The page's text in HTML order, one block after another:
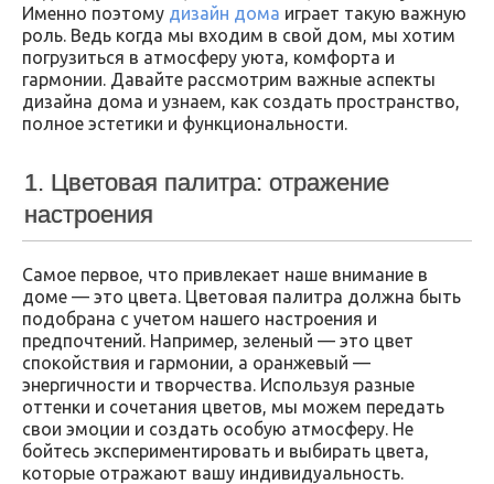
Именно поэтому дизайн дома играет такую важную
роль. Ведь когда мы входим в свой дом, мы хотим
погрузиться в атмосферу уюта, комфорта и
гармонии. Давайте рассмотрим важные аспекты
дизайна дома и узнаем, как создать пространство,
полное эстетики и функциональности.
1. Цветовая палитра: отражение
настроения
Самое первое, что привлекает наше внимание в
доме — это цвета. Цветовая палитра должна быть
подобрана с учетом нашего настроения и
предпочтений. Например, зеленый — это цвет
спокойствия и гармонии, а оранжевый —
энергичности и творчества. Используя разные
оттенки и сочетания цветов, мы можем передать
свои эмоции и создать особую атмосферу. Не
бойтесь экспериментировать и выбирать цвета,
которые отражают вашу индивидуальность.